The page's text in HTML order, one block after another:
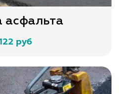
асфальта
руб